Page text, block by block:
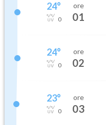
24°
0
ore
01
24°
0
ore
02
23°
0
ore
03